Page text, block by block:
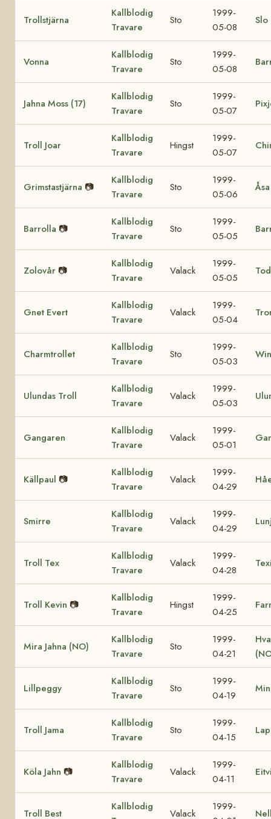
Trollstjärna
Kallblodig
Travare
Sto
1999-
05-08
Slo
Vonna
Kallblodig
Travare
Sto
1999-
05-08
Jahna Moss (17)
Kallblodig
Travare
Sto
1999-
05-07
Troll Joar
Kallblodig
Travare
Hingst
1999-
05-07
Grimstastjärna 📷
Kallblodig
Travare
Sto
1999-
05-06
Barrolla 📷
Kallblodig
Travare
Sto
1999-
05-05
Zolovår 📷
Kallblodig
Travare
Valack
1999-
05-05
Gnet Evert
Kallblodig
Travare
Valack
1999-
05-04
Charmtrollet
Kallblodig
Travare
Sto
1999-
05-03
Ulundas Troll
Kallblodig
Travare
Valack
1999-
05-03
Gangaren
Kallblodig
Travare
Valack
1999-
05-01
Källpaul 📷
Kallblodig
Travare
Valack
1999-
04-29
Smirre
Kallblodig
Travare
Valack
1999-
04-29
Troll Tex
Kallblodig
Travare
Valack
1999-
04-28
Troll Kevin 📷
Kallblodig
Travare
Hingst
1999-
04-25
Mira Jahna (NO)
Kallblodig
Travare
Sto
1999-
04-21
Lillpeggy
Kallblodig
Travare
Sto
1999-
04-19
Troll Jama
Kallblodig
Travare
Sto
1999-
04-15
Köla Jahn 📷
Kallblodig
Travare
Valack
1999-
04-11
Troll Best
Kallblodig
Valack
1999-